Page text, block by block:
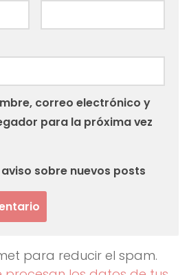
correo electrónico y
para la próxima vez
sobre nuevos posts
para reducir el spam.